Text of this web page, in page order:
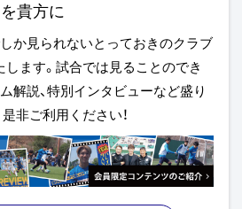
貴方に
しか見られないとっておきのクラブ
ます。試合では見ることのでき
解説、特別インタビューなど盛り
非ご利用ください！